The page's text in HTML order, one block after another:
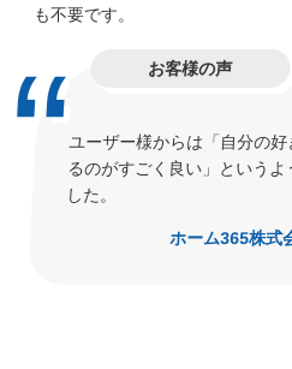
も不要です。
お客様の声
ユーザー様からは「自分の
るのがすごく良い」という
した。
ホーム365株式